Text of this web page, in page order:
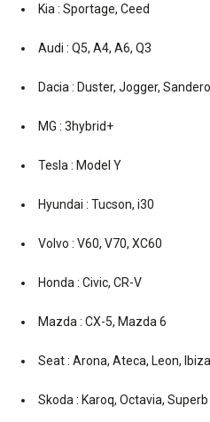
Kia : Sportage, Ceed
Audi : Q5, A4, A6, Q3
Dacia : Duster, Jogger, Sandero
MG : 3hybrid+
Tesla : Model Y
Hyundai : Tucson, i30
Volvo : V60, V70, XC60
Honda : Civic, CR-V
Mazda : CX-5, Mazda 6
Seat : Arona, Ateca, Leon, Ibiza
Skoda : Karoq, Octavia, Superb